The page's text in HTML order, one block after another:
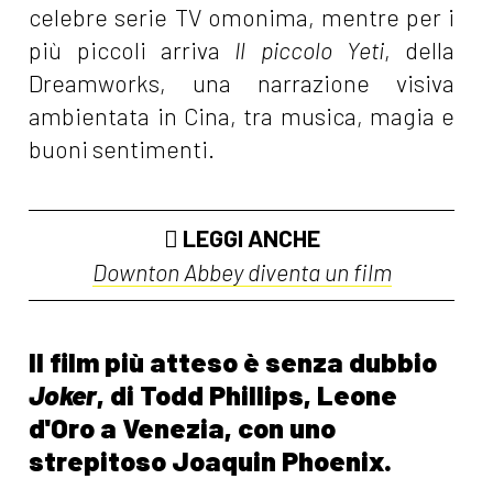
celebre serie TV omonima, mentre per i
più piccoli arriva Il piccolo Yeti, della
Dreamworks, una narrazione visiva
ambientata in Cina, tra musica, magia e
buoni sentimenti.
LEGGI ANCHE
Downton Abbey diventa un film
Il film più atteso è senza dubbio
Joker, di Todd Phillips, Leone
d'Oro a Venezia, con uno
strepitoso Joaquin Phoenix.